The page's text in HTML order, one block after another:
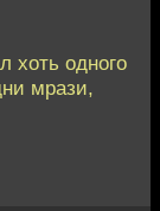
хоть одного
мрази,